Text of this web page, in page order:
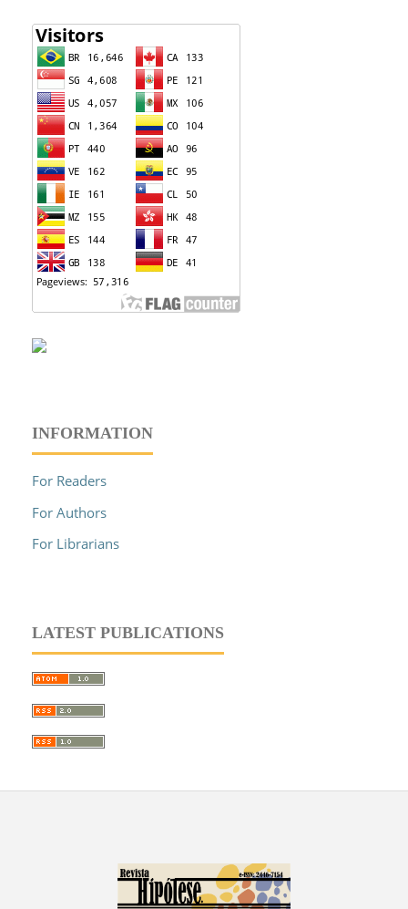
INFORMATION
For Readers
For Authors
For Librarians
LATEST PUBLICATIONS